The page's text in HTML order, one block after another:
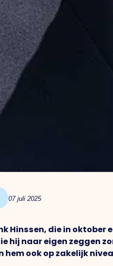
07 juli 2025
Hinssen, die in
hij naar eigen zeggen
ook op zakelijk